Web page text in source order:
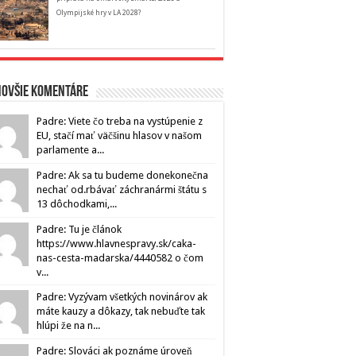
Olympijské hry v LA 2028?
komentáre
Padre: Viete čo treba na vystúpenie z
EU, stačí mať väčšinu hlasov v našom
parlamente a...
Padre: Ak sa tu budeme donekonečna
nechať od.rbávať záchranármi štátu s
13 dôchodkami,...
Padre: Tu je článok
https://www.hlavnespravy.sk/caka-
nas-cesta-madarska/4440582 o čom
v...
Padre: Vyzývam všetkých novinárov ak
máte kauzy a dôkazy, tak nebuďte tak
hlúpi že na n...
Padre: Slováci ak poznáme úroveň